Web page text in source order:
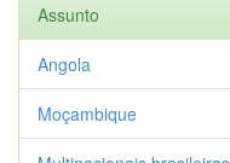
Assunto
Angola
Moçambique